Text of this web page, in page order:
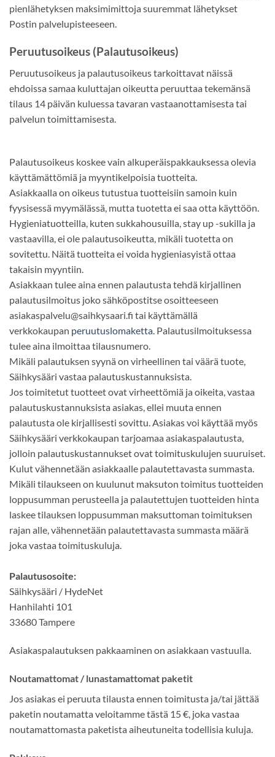
pienlähetyksen maksimimittoja suuremmat lähetykset
Postin palvelupisteeseen.
Peruutusoikeus (Palautusoikeus)
Peruutusoikeus ja palautusoikeus tarkoittavat näissä
ehdoissa samaa kuluttajan oikeutta peruuttaa tekemänsä
tilaus 14 päivän kuluessa tavaran vastaanottamisesta tai
palvelun toimittamisesta.
Palautusoikeus koskee vain alkuperäispakkauksessa olevia
käyttämättömiä ja myyntikelpoisia tuotteita.
Asiakkaalla on oikeus tutustua tuotteisiin samoin kuin
fyysisessä myymälässä, mutta tuotetta ei saa otta käyttöön.
Hygieniatuotteilla, kuten sukkahousuilla, stay up -sukilla ja
vastaavilla, ei ole palautusoikeutta, mikäli tuotetta on
sovitettu. Näitä tuotteita ei voida hygieniasyistä ottaa
takaisin myyntiin.
Asiakkaan tulee aina ennen palautusta tehdä kirjallinen
palautusilmoitus joko sähköpostitse osoitteeseen
asiakaspalvelu@saihkysaari.fi tai käyttämällä
verkkokaupan peruutuslomaketta. Palautusilmoituksessa
tulee aina ilmoittaa tilausnumero.
Mikäli palautuksen syynä on virheellinen tai väärä tuote,
Säihkysääri vastaa palautuskustannuksista.
Jos toimitetut tuotteet ovat virheettömiä ja oikeita, vastaa
palautuskustannuksista asiakas, ellei muuta ennen
palautusta ole kirjallisesti sovittu. Asiakas voi käyttää myös
Säihkysääri verkkokaupan tarjoamaa asiakaspalautusta,
jolloin palautuskustannukset ovat toimituskulujen suuruiset.
Kulut vähennetään asiakkaalle palautettavasta summasta.
Mikäli tilaukseen on kuulunut maksuton toimitus tuotteiden
loppusumman perusteella ja palautettujen tuotteiden hinta
laskee tilauksen loppusumman maksuttoman toimituksen
rajan alle, vähennetään palautettavasta summasta määrä
joka vastaa toimituskuluja.
Palautusosoite:
Säihkysääri / HydeNet
Hanhilahti 101
33680 Tampere
Asiakaspalautuksen pakkaaminen on asiakkaan vastuulla.
Noutamattomat / lunastamattomat paketit
Jos asiakas ei peruuta tilausta ennen toimitusta ja/tai jättää
paketin noutamatta veloitamme tästä 15 €, joka vastaa
noutamattomasta paketista aiheutuneita todellisia kuluja.